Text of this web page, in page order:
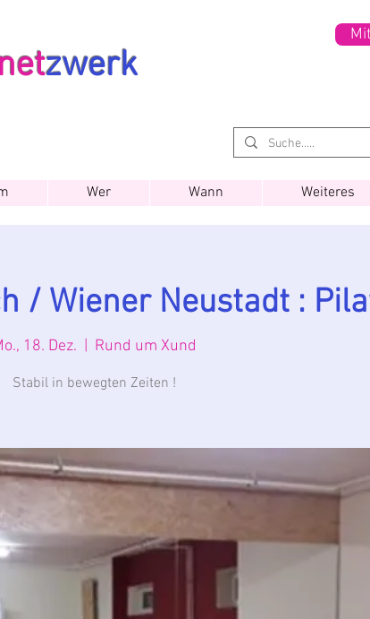
zwerk
Wer Wann Weiteres
/ Wiener Neustadt :
18. Dez. Rund um Xund
Stabil in bewegten Zeiten !